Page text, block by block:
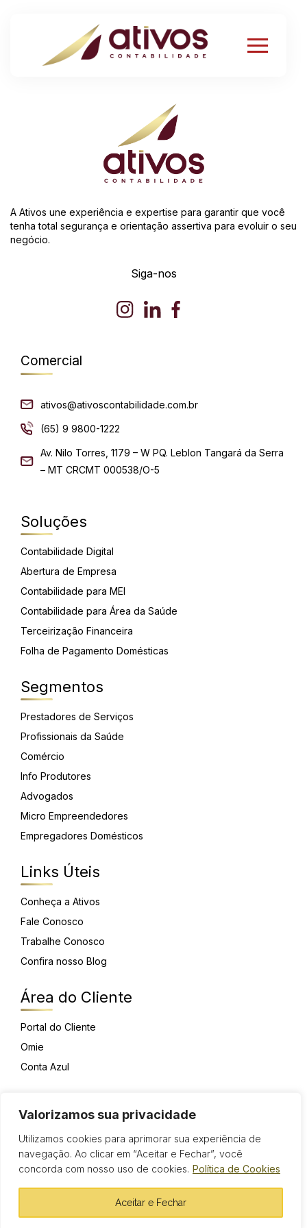
Valorizamos sua privacidade
Utilizamos cookies para aprimorar sua experiência de
navegação. Ao clicar em “Aceitar e Fechar”, você
concorda com nosso uso de cookies. Política de Cookies
Aceitar e Fechar
A Ativos une experiência e expertise para garantir que você
tenha total segurança e orientação assertiva para evoluir o seu
negócio.
Siga-nos
Comercial
ativos@ativoscontabilidade.com.br
(65) 9 9800-1222
Av. Nilo Torres, 1179 – W PQ. Leblon Tangará da Serra
– MT CRCMT 000538/O-5
Soluções
Contabilidade Digital
Abertura de Empresa
Contabilidade para MEI
Contabilidade para Área da Saúde
Terceirização Financeira
Folha de Pagamento Domésticas
Segmentos
Prestadores de Serviços
Profissionais da Saúde
Comércio
Info Produtores
Advogados
Micro Empreendedores
Empregadores Domésticos
Links Úteis
Conheça a Ativos
Fale Conosco
Trabalhe Conosco
Confira nosso Blog
Área do Cliente
Portal do Cliente
Omie
Conta Azul
Política de Privacidade
Tratamentos de dados Currículo
Ativos Contabilidade - 2026 - Todos os Direitos Reservados
Sardagna Web - Agência Digital